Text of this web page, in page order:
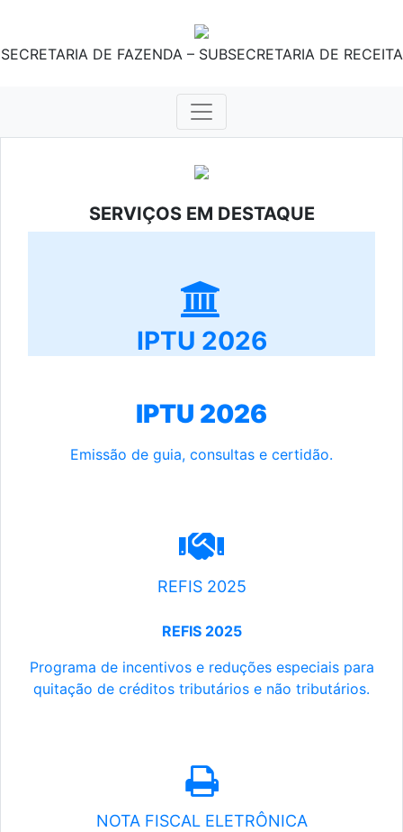
SECRETARIA DE FAZENDA – SUBSECRETARIA DE RECEITA
SERVIÇOS EM DESTAQUE
IPTU 2026
IPTU 2026
Emissão de guia, consultas e certidão.
REFIS 2025
REFIS 2025
Programa de incentivos e reduções especiais para
quitação de créditos tributários e não tributários.
NOTA FISCAL ELETRÔNICA